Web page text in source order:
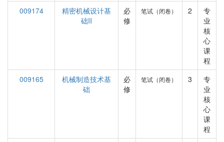
009174
精密机械设计基
础II
必
修
笔试（闭卷） 2
专
业
核
心
课
程
009165
机械制造技术基
础
必
修
笔试（闭卷） 3
专
业
核
心
课
程